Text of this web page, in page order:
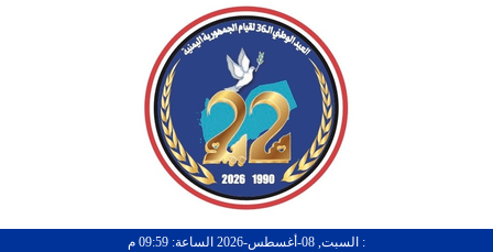
: السبت, 08-أغسطس-2026 الساعة: 09:59 م